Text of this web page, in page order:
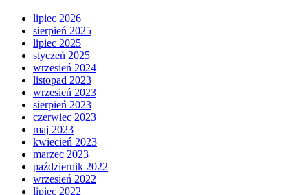
lipiec 2026
sierpień 2025
lipiec 2025
styczeń 2025
wrzesień 2024
listopad 2023
wrzesień 2023
sierpień 2023
czerwiec 2023
maj 2023
kwiecień 2023
marzec 2023
październik 2022
wrzesień 2022
lipiec 2022